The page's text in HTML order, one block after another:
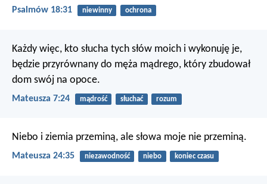
Psalmów 18:31 niewinny ochrona
Każdy więc, kto słucha tych słów moich i wykonuję je,
będzie przyrównany do męża mądrego, który zbudował
dom swój na opoce.
Mateusza 7:24 mądrość słuchać rozum
Niebo i ziemia przeminą, ale słowa moje nie przeminą.
Mateusza 24:35 niezawodność niebo koniec czasu